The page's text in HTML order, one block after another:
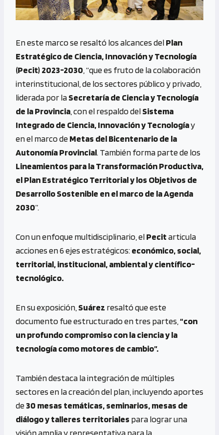
En este marco se resaltó los alcances delPlan
Estratégico de Ciencia, Innovación y Tecnología
(Pecit) 2023-2030 , “que es fruto de la colaboración
interinstitucional, de los sectores público y privado,
liderada por laSecretaría de Ciencia y Tecnología
de la Provincia , con el respaldo delSistema
Integrado de Ciencia, Innovación y Tecnologíay
en el marco deMetas del Bicentenario de la
Autonomía Provincial. También forma parte de los
Lineamientos para la Transformación Productiva,
el Plan Estratégico Territorial y los Objetivos de
Desarrollo Sostenible en el marco de la Agenda
2030”.
Con un enfoque multidisciplinario, elPecitarticula
acciones en 6 ejes estratégicos:económico, social,
territorial, institucional, ambiental y científico-
tecnológico.
En su exposición, Suárez resaltó que este
documento fue estructurado en tres partes, “con
un profundo compromiso con la ciencia y la
tecnología como motores de cambio”.
También destaca la integración de múltiples
sectores en la creación del plan, incluyendo aportes
de30 mesas temáticas, seminarios, mesas de
diálogo y talleres territoriales para lograr una
visión amplia y representativa para la